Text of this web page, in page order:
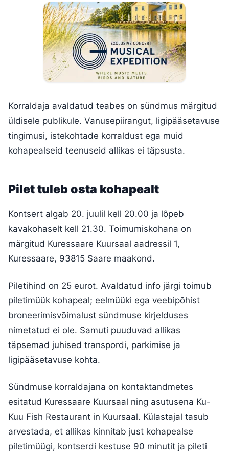
Korraldaja avaldatud teabes on sündmus märgitud
üldisele publikule. Vanusepiirangut, ligipääsetavuse
tingimusi, istekohtade korraldust ega muid
kohapealseid teenuseid allikas ei täpsusta.
Pilet tuleb osta kohapealt
Kontsert algab 20. juulil kell 20.00 ja lõpeb
kavakohaselt kell 21.30. Toimumiskohana on
märgitud Kuressaare Kuursaal aadressil 1,
Kuressaare, 93815 Saare maakond.
Piletihind on 25 eurot. Avaldatud info järgi toimub
piletimüük kohapeal; eelmüüki ega veebipõhist
broneerimisvõimalust sündmuse kirjelduses
nimetatud ei ole. Samuti puuduvad allikas
täpsemad juhised transpordi, parkimise ja
ligipääsetavuse kohta.
Sündmuse korraldajana on kontaktandmetes
esitatud Kuressaare Kuursaal ning asutusena Ku-
Kuu Fish Restaurant in Kuursaal. Külastajal tasub
arvestada, et allikas kinnitab just kohapealse
piletimüügi, kontserdi kestuse 90 minutit ja pileti